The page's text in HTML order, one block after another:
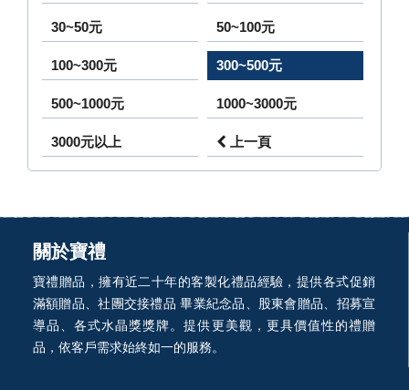
30~50元 50~100元
100~300元 300~500元
500~1000元 1000~3000元
3000元以上 上一頁
關於寶禮
寶禮贈品，擁有近二十年的客製化禮品經驗，提供各式促銷
滿額贈品、社團交接禮品 畢業紀念品、股東會贈品、招募宣
導品、各式水晶獎獎牌。提供更美觀，更具價值性的禮贈
品，依客戶需求始終如一的服務。